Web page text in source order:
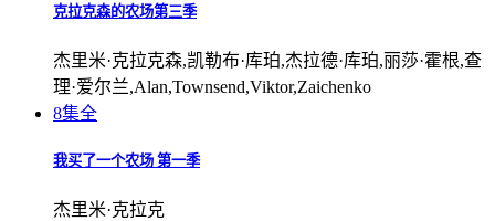
克拉克森的农场第三季
杰里米·克拉克森,凯勒布·库珀,杰拉德·库珀,丽莎·霍根,查
理·爱尔兰,Alan,Townsend,Viktor,Zaichenko
8集全
我买了一个农场 第一季
杰里米·克拉克